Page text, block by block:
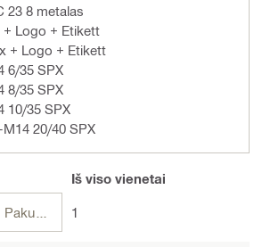
23 8 metalas
Logo + Etikett
+ Logo + Etikett
6/35 SPX
8/35 SPX
10/35 SPX
20/40 SPX
Pakuotės
Iš visovienetai
1